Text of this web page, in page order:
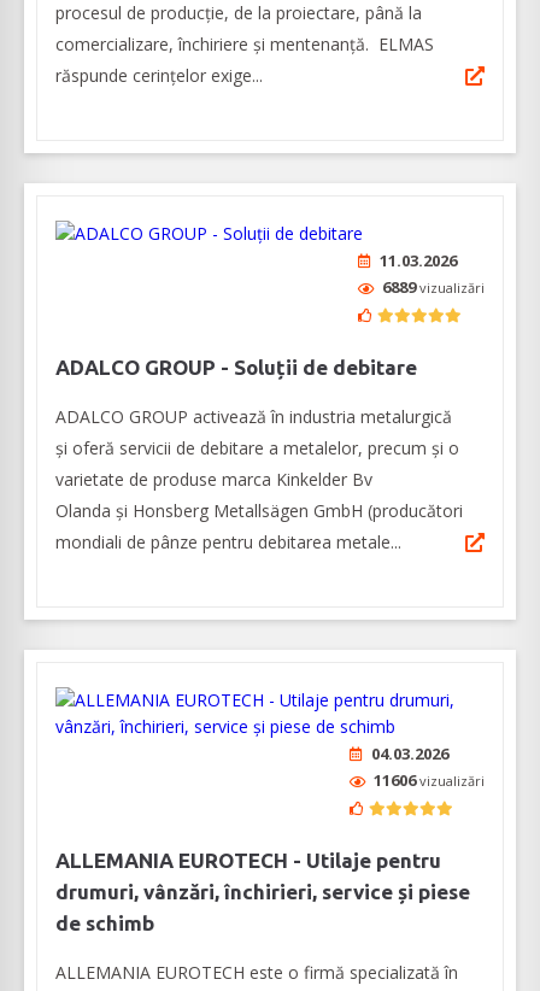
procesul de producție, de la proiectare, până la
comercializare, închiriere și mentenanță. ELMAS
răspunde cerințelor exige...
11.03.2026
6889vizualizări
ADALCO GROUP - Soluții de debitare
ADALCO GROUP activează în industria metalurgică
și oferă servicii de debitare a metalelor, precum și o
varietate de produse marca Kinkelder Bv
Olanda și Honsberg Metallsägen GmbH (producători
mondiali de pânze pentru debitarea metale...
04.03.2026
11606vizualizări
ALLEMANIA EUROTECH - Utilaje pentru
drumuri, vânzări, închirieri, service și piese
de schimb
ALLEMANIA EUROTECH este o firmă specializată în